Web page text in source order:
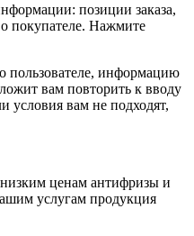
позиции заказа,
покупателе. Нажмите
пользователе, информацию
вам повторить к вводу
условия вам не подходят,
ценам антифризы и
услугам продукция